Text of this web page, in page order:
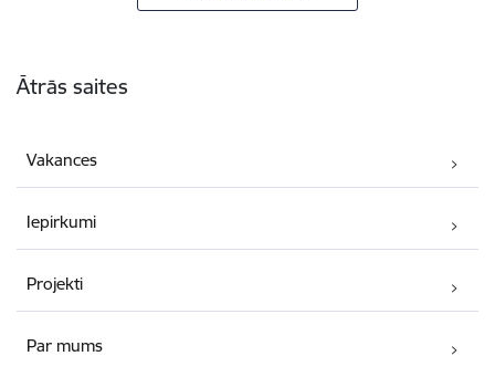
Ātrās saites
Vakances
Iepirkumi
Projekti
Par mums